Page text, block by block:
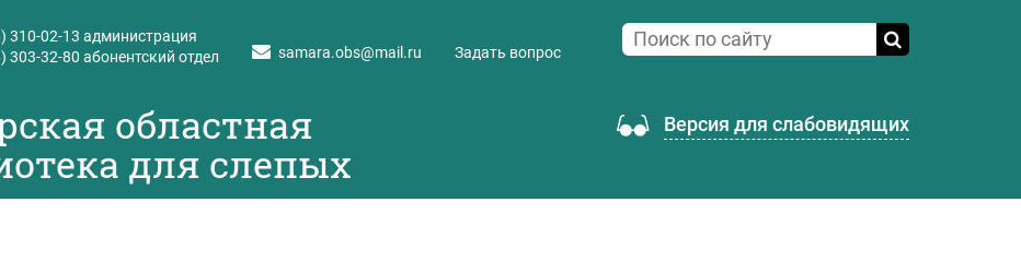
310-02-13 администрация
303-32-80 абонентский отдел samara.obs@mail.ru Задать вопрос
областная
для слепых
Версия для слабовидящих